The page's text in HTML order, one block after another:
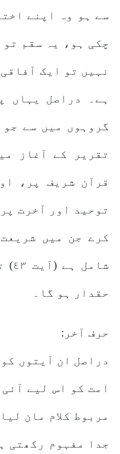
سے ہو وہ اپنے
چکی ہو، یہ سقم
نہیں تو ایک
ہے۔ دراصل یہاں
گروہوں میں سے جو
تقریر کے آغاز
قرآن شریف پر،
توحید اور آخرت
کرے جن میں
حقدار ہو گا۔
حرف آخر:
دراصل ان آیتوں
امت کو اس لیے
مربوط کلام مان
جدا مفہوم رکھتی